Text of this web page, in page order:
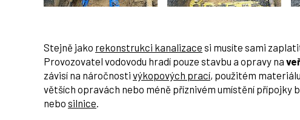
Stejně jako rekonstrukci kanalizace si musíte sami
Provozovatel vodovodu hradí pouze stavbu a opravy na
závisí na náročnosti výkopových prací, použitém
větších opravách nebo méně příznivém umístění přípojky
nebo silnice.